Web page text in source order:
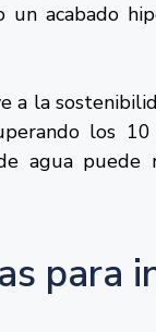
un acabado
a la
los 10
agua puede
para